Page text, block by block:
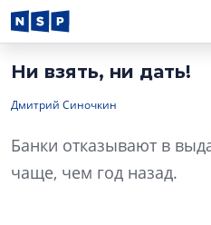
Ни взять, ни дать!
Дмитрий Синочкин
Банки отказывают в
чаще, чем год назад.